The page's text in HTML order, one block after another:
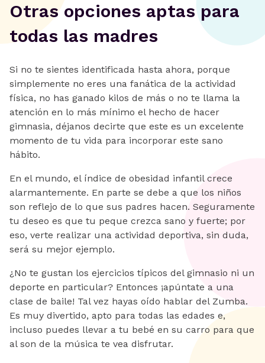
Otras opciones aptas para
todas las madres
Si no te sientes identificada hasta ahora, porque
simplemente no eres una fanática de la actividad
física, no has ganado kilos de más o no te llama la
atención en lo más mínimo el hecho de hacer
gimnasia, déjanos decirte que este es un excelente
momento de tu vida para incorporar este sano
hábito.
En el mundo, el índice de obesidad infantil crece
alarmantemente. En parte se debe a que los niños
son reflejo de lo que sus padres hacen. Seguramente
tu deseo es que tu peque crezca sano y fuerte; por
eso, verte realizar una actividad deportiva, sin duda,
será su mejor ejemplo.
¿No te gustan los ejercicios típicos del gimnasio ni un
deporte en particular? Entonces ¡apúntate a una
clase de baile! Tal vez hayas oído hablar del Zumba.
Es muy divertido, apto para todas las edades e,
incluso puedes llevar a tu bebé en su carro para que
al son de la música te vea disfrutar.